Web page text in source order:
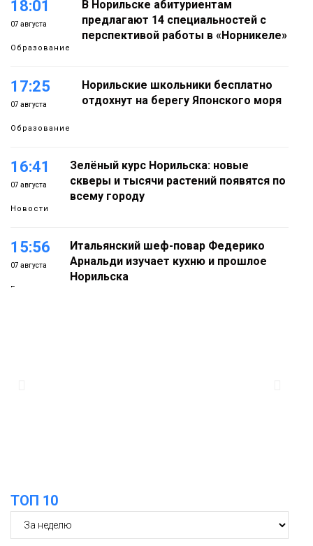
18:01
07 августа
Образование
В Норильске абитуриентам
предлагают 14 специальностей с
перспективой работы в «Норникеле»
17:25
07 августа
Образование
Норильские школьники бесплатно
отдохнут на берегу Японского моря
16:41
07 августа
Новости
Зелёный курс Норильска: новые
скверы и тысячи растений появятся по
всему городу
15:56
07 августа
Еда
Итальянский шеф-повар Федерико
Арнальди изучает кухню и прошлое
Норильска
07 августа
Новости
ТОП 10